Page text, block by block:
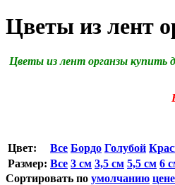
Цветы из лент
Цветы из лент органзы купить
Цвет: Все Бордо Голубой
Размер: Все 3 см 3,5 см 5,5 см 6
Сортировать по умолчанию цене